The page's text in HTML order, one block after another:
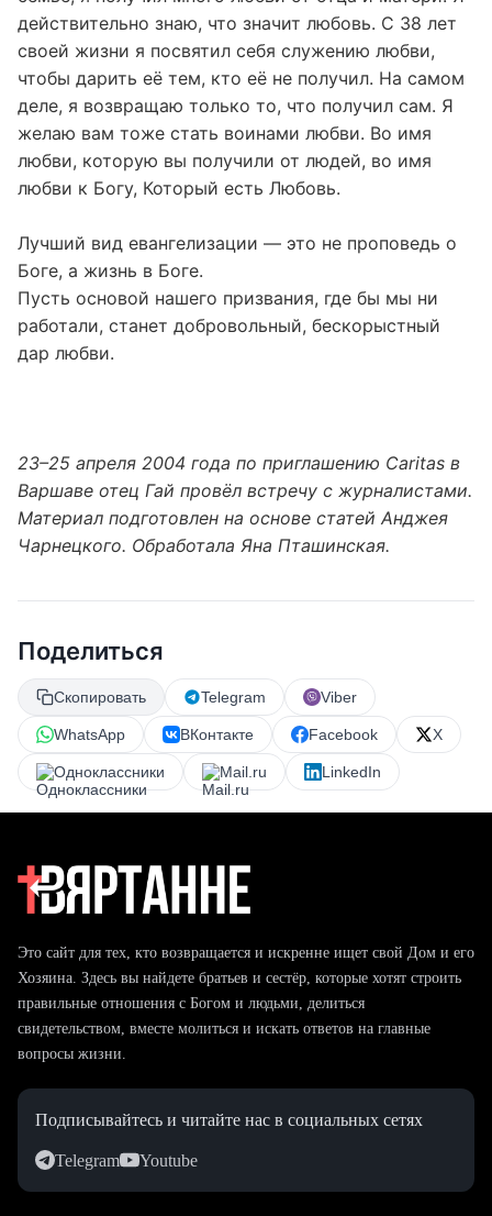
семье, я получил много любви от отца и матери. Я
действительно знаю, что значит любовь. С 38 лет
своей жизни я посвятил себя служению любви,
чтобы дарить её тем, кто её не получил. На самом
деле, я возвращаю только то, что получил сам. Я
желаю вам тоже стать воинами любви. Во имя
любви, которую вы получили от людей, во имя
Лучший вид евангелизации — это не проповедь о
Боге, а жизнь в Боге.
Пусть основой нашего призвания, где бы мы ни
работали, станет добровольный, бескорыстный
23–25 апреля 2004 года по приглашению Caritas в
Варшаве отец Гай провёл встречу с журналистами.
Материал подготовлен на основе статей Анджея
Поделиться
Скопировать Telegram Viber
WhatsApp ВКонтакте Facebook X
Одноклассники Mail.ru LinkedIn
Это сайт для тех, кто возвращается и искренне ищет свой Дом и его
Хозяина. Здесь вы найдете братьев и сестёр, которые хотят строить
правильные отношения с Богом и людьми, делиться
свидетельством, вместе молиться и искать ответов на главные